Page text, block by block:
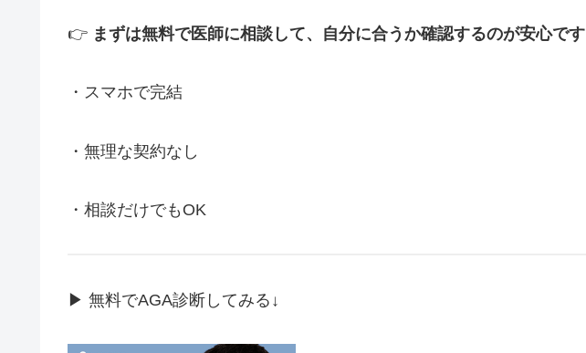
👉 まずは無料で医師に相談して、自分に合うか確認するのが安心です
・スマホで完結
・無理な契約なし
・相談だけでもOK
▶ 無料でAGA診断してみる↓